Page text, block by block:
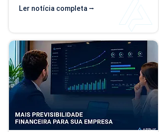
Ler notícia completa ⭢
faturamento. O problema é que a empresa
evolui, mas o modelo de gestão muitas vezes
continua o mesmo. Com o aumento da
cobranças recorrentes e processos
financeiros mais complexos, aquilo que antes
era simples passa a consumir tempo, gerar
retrabalho e...